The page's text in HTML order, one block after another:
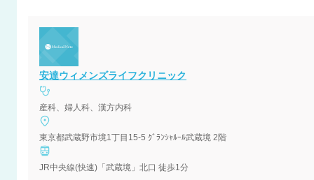
安達ウィメンズライフクリニック
産科、婦人科、漢方内科
東京都武蔵野市境1丁目15-5 ｸﾞﾗﾝｼｬﾙｰﾙ武蔵境 2階
JR中央線(快速)「武蔵境」北口 徒歩1分